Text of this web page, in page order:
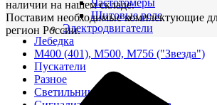
Частотомеры
Щитовые реле
Электродвигатели
Лебедка
М400 (401), М500, М756 ("Звезда")
Пускатели
Разное
Светильники судовые
наличии на нашем складе.
Поставим необходимые комплектующие
регион России.